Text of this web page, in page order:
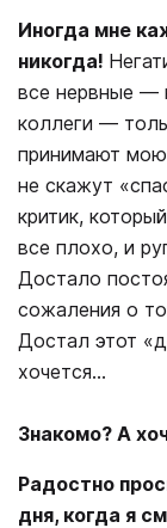
Иногда мне
никогда!
все нервные ―
коллеги ―
принимают
не скажут
критик,
все плохо, и
Достало
сожаления о
Достал этот
хочется…
Знакомо? А
Радостно
дня, когда я